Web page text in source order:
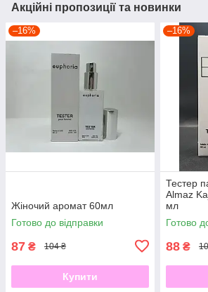
Акційні пропозиції та новинки
–16%
Жіночий аромат 60мл
Готово до відправки
87 ₴ 104 ₴
Купити
–16%
Тестер
Almaz
мл
Готово
88 ₴